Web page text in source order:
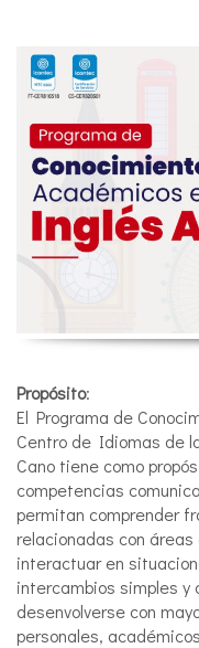
Propósito:
El Programa de
Centro de Idiomas de
Cano tiene como
competencias
permitan comprender
relacionadas con
interactuar en
intercambios simples y
desenvolverse con
personales,